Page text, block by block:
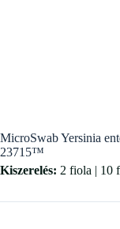
MicroSwab Yersinia
23715™
Kiszerelés: 2 fiola | 10